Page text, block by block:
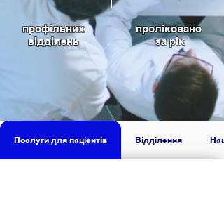
профільних
відділень
проліковано
за рік
Послуги для пацієнтів Відділення